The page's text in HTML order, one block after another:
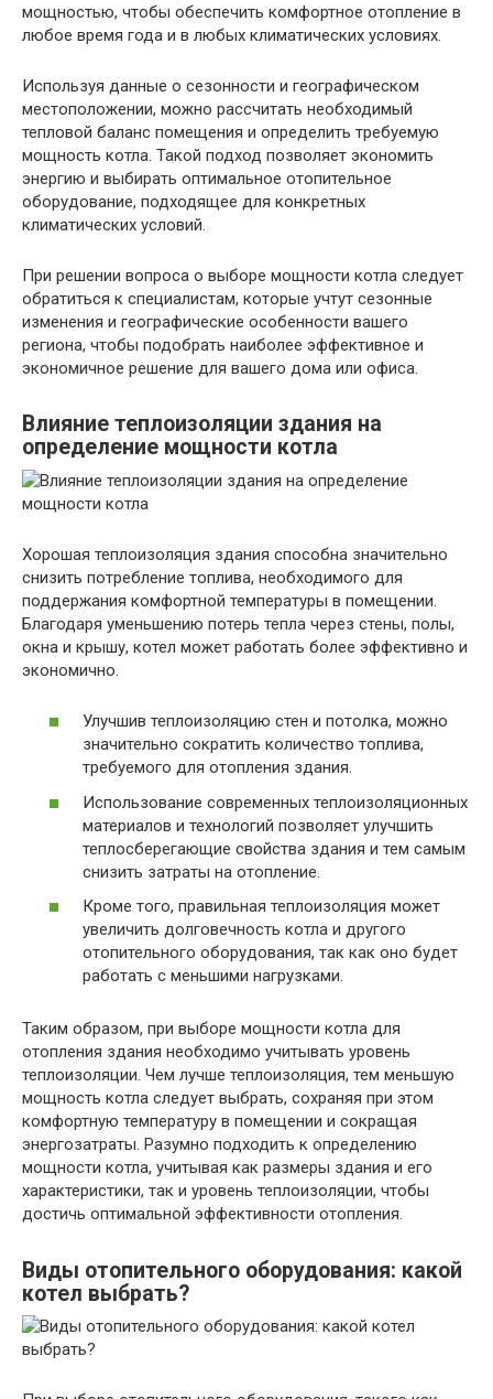
мощностью, чтобы обеспечить комфортное отопление в
любое время года и в любых климатических условиях.
Используя данные о сезонности и географическом
местоположении, можно рассчитать необходимый
тепловой баланс помещения и определить требуемую
мощность котла. Такой подход позволяет экономить
энергию и выбирать оптимальное отопительное
оборудование, подходящее для конкретных
климатических условий.
При решении вопроса о выборе мощности котла следует
обратиться к специалистам, которые учтут сезонные
изменения и географические особенности вашего
региона, чтобы подобрать наиболее эффективное и
экономичное решение для вашего дома или офиса.
Влияние теплоизоляции здания на
определение мощности котла
Хорошая теплоизоляция здания способна значительно
снизить потребление топлива, необходимого для
поддержания комфортной температуры в помещении.
Благодаря уменьшению потерь тепла через стены, полы,
окна и крышу, котел может работать более эффективно и
экономично.
Улучшив теплоизоляцию стен и потолка, можно
значительно сократить количество топлива,
требуемого для отопления здания.
Использование современных теплоизоляционных
материалов и технологий позволяет улучшить
теплосберегающие свойства здания и тем самым
снизить затраты на отопление.
Кроме того, правильная теплоизоляция может
увеличить долговечность котла и другого
отопительного оборудования, так как оно будет
работать с меньшими нагрузками.
Таким образом, при выборе мощности котла для
отопления здания необходимо учитывать уровень
теплоизоляции. Чем лучше теплоизоляция, тем меньшую
мощность котла следует выбрать, сохраняя при этом
комфортную температуру в помещении и сокращая
энергозатраты. Разумно подходить к определению
мощности котла, учитывая как размеры здания и его
характеристики, так и уровень теплоизоляции, чтобы
достичь оптимальной эффективности отопления.
Виды отопительного оборудования: какой
котел выбрать?